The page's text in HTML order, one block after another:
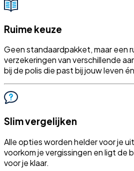
Ruime keuze
Geen standaardpakket, maar een
verzekeringen van verschillende
bij de polis die past bij jouw leven
Slim vergelijken
Alle opties worden helder voor je
voorkom je vergissingen en ligt de
voor je klaar.